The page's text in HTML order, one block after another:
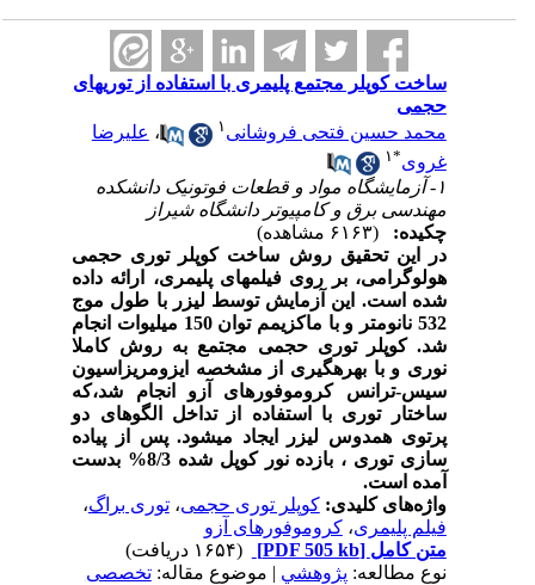
ساخت کوپلر مجتمع پلیمری با استفاده از توریهای
حجمی
محمد حسین فتحی فروشانی
،علیرضا
غروی
۱
۱- آزمایشگاه مواد و قطعات فوتونیک دانشکده
مهندسی برق و کامپیوتر دانشگاه شیراز
چکیده:
در این تحقیق روش ساخت کوپلر توری حجمی
هولوگرامی، بر روی فیلم­های پلیمری، ارائه داده
شده است. این آزمایش توسط لیزر با طول موج
532 نانومتر و با ماکزیمم توان 150 میلی­وات انجام
شد. کوپلر توری حجمی مجتمع به روش کاملا
نوری و با بهره­گیری از مشخصه ایزومریزاسیون
سیس-ترانس کروموفورهای آزو انجام شد،که
ساختار توری با استفاده از
تداخل الگوهای دو
پرتوی همدوس لیزر ایجاد می­شود. پس از پیاده
سازی توری ، بازده­ نور کوپل شده 8/3% بدست
آمده است.
واژه‌های کلیدی:کوپلر توری‌ حجمی،توری براگ،
فیلم پلیمری،کروموفورهای آزو
متن کامل[PDF 505 kb]
نوع مطالعه:پژوهشي| موضوع مقاله:تخصصی